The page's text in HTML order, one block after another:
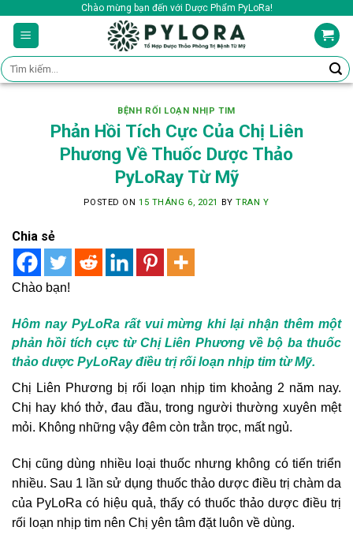
content
Chào mừng bạn đến với Dược Phẩm PyLoRa!
Tìm
kiếm:
BỆNH RỐI LOẠN NHỊP TIM
Phản Hồi Tích Cực Của Chị Liên
Phương Về Thuốc Dược Thảo
PyLoRay Từ Mỹ
POSTED ON 15 THÁNG 6, 2021 BYTRAN Y
Chia sẻ
Chào bạn!
Hôm nay PyLoRa rất vui mừng khi lại nhận thêm một
phản hồi tích cực từ Chị Liên Phương về bộ ba thuốc
thảo dược PyLoRay điều trị rối loạn nhịp tim từ Mỹ.
Chị Liên Phương bị rối loạn nhịp tim khoảng 2 năm nay.
Chị hay khó thở, đau đầu, trong người thường xuyên mệt
mỏi. Không những vậy đêm còn trằn trọc, mất ngủ.
Chị cũng dùng nhiều loại thuốc nhưng không có tiến triển
nhiều. Sau 1 lần sử dụng thuốc thảo dược điều trị chàm da
của PyLoRa có hiệu quả, thấy có thuốc thảo dược điều trị
rối loạn nhịp tim nên Chị yên tâm đặt luôn về dùng.